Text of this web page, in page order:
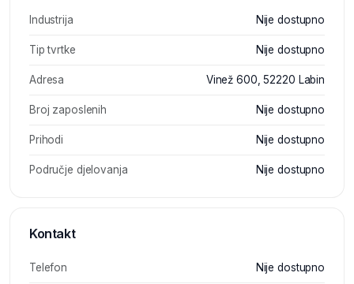
Industrija Nije dostupno
Tip tvrtke Nije dostupno
Adresa Vinež 600, 52220 Labin
Broj zaposlenih Nije dostupno
Prihodi Nije dostupno
Područje djelovanja Nije dostupno
Kontakt
Telefon Nije dostupno